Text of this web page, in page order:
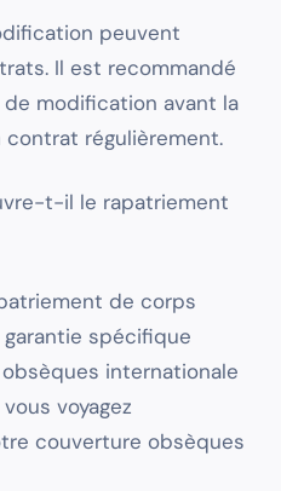
peuvent
Il est recommandé
modification avant la
régulièrement.
t-il le rapatriement
de corps
spécifique
internationale
voyagez
couverture obsèques